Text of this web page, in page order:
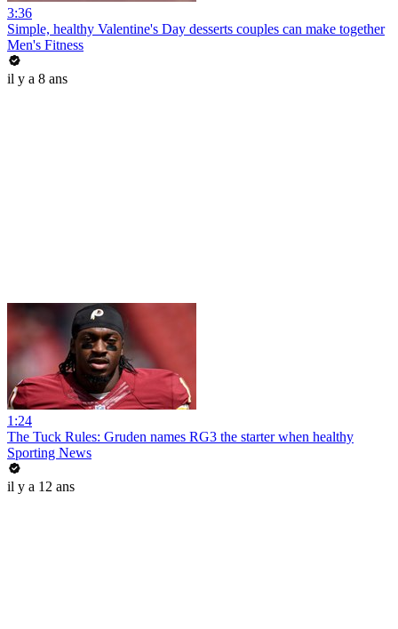
3:36
Simple, healthy Valentine's Day desserts couples can make together
Men's Fitness
il y a 8 ans
1:24
The Tuck Rules: Gruden names RG3 the starter when healthy
Sporting News
il y a 12 ans